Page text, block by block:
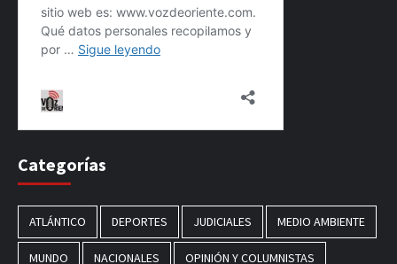
Categorías
ATLÁNTICO DEPORTES JUDICIALES MEDIO AMBIENTE
MUNDO NACIONALES OPINIÓN Y COLUMNISTAS